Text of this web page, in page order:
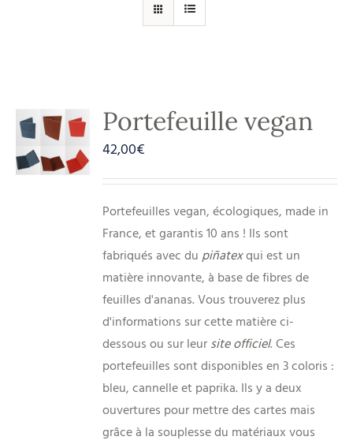
Portefeuille vegan
42,00€
Portefeuilles vegan, écologiques, made in
France, et garantis 10 ans ! Ils sont
fabriqués avec du piñatexqui est un
matière innovante, à base de fibres de
feuilles d'ananas. Vous trouverez plus
d'informations sur cette matière ci-
dessous ou sur leur site officiel. Ces
portefeuilles sont disponibles en 3 coloris :
bleu, cannelle et paprika. Ils y a deux
ouvertures pour mettre des cartes mais
grâce à la souplesse du matériaux vous